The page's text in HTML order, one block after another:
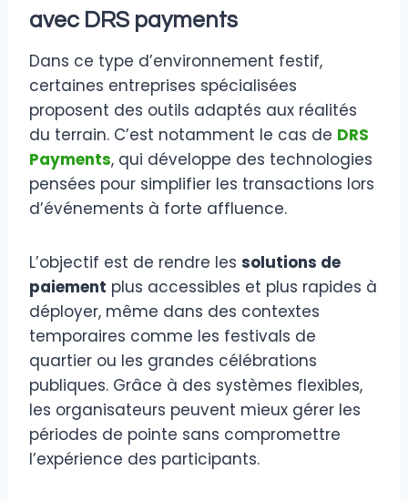
avec DRS payments
Dans ce type d’environnement festif,
certaines entreprises spécialisées
proposent des outils adaptés aux réalités
du terrain. C’est notamment le cas de DRS
Payments, qui développe des technologies
pensées pour simplifier les transactions lors
d’événements à forte affluence.
L’objectif est de rendre les solutions de
paiement plus accessibles et plus rapides à
déployer, même dans des contextes
temporaires comme les festivals de
quartier ou les grandes célébrations
publiques. Grâce à des systèmes flexibles,
les organisateurs peuvent mieux gérer les
périodes de pointe sans compromettre
l’expérience des participants.